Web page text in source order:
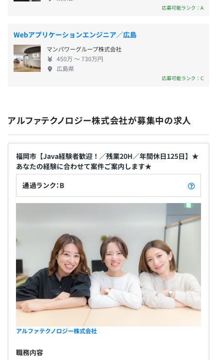
昇給：年1回（4月）
※過去実績：月2,600円～35,000円
組合加入〉・厚生年金保険、雇用保険・労災保険）
・グループ傷害保険
無期雇用
3カ月（給与等の労働条件は本採用と同じです）
や福利厚生・待遇面の充実に加え、仕事とプライベ
若手からベテランまで幅広く活躍しており、お互い
に切磋琢磨しながら、ずっと第一線で設計できるや
りがいがここにはあります。
応募可能ランク：A
Webアプリケーションエンジニア／広島
マンパワーグループ株式会社
450万 〜 730万円
広島県
応募可能ランク：C
アルファテクノロジー株式会社が募集中の求人
福岡市【Java経験者歓迎！／残業20H／年間休日125日】★
あなたの経験に合わせて案件ご案内します★
通過ランク：B
アルファテクノロジー株式会社
職務内容